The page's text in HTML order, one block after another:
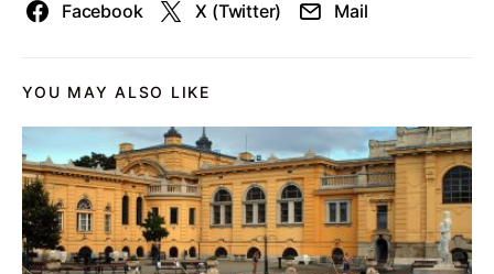
Facebook X (Twitter) Mail
YOU MAY ALSO LIKE